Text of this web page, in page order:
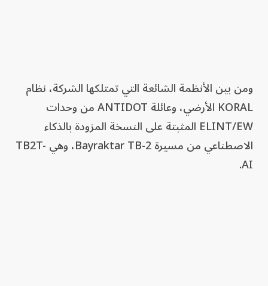
ومن بين الأنظمة الشائعة التي تمتلكها الشركة، نظام
KORAL الأرضي، وعائلة ANTIDOT من وحدات
ELINT/EW المثبتة على النسخة المزودة بالذكاء
الاصطناعي من مسيرة Bayraktar TB-2، وهي TB2T-
AI.